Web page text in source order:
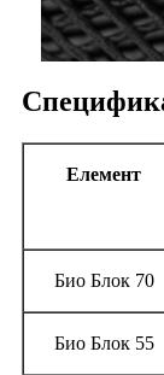
Елемент
Био Блок 70
Био Блок 55